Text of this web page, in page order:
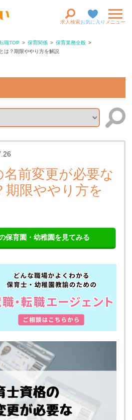
求人検索お気に入り メニュー
職TOP 保育関係
保育業務全般
は？期限ややり方を解説
前変更が必要な
期限ややり方を
保育園・幼稚園を見てみる